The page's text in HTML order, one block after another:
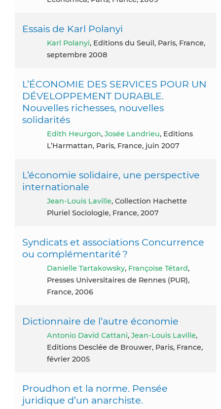
Essais de Karl Polanyi
Karl Polanyi, Editions du Seuil, Paris, France,
septembre 2008
L’ÉCONOMIE DES SERVICES POUR UN
DÉVELOPPEMENT DURABLE.
Nouvelles richesses, nouvelles
solidarités
Edith Heurgon, Josée Landrieu, Editions
L’Harmattan, Paris, France, juin 2007
L’économie solidaire, une perspective
internationale
Jean-Louis Laville, Collection Hachette
Pluriel Sociologie, France, 2007
Syndicats et associations Concurrence
ou complémentarité ?
Danielle Tartakowsky, Françoise Tétard,
Presses Universitaires de Rennes (PUR),
France, 2006
Dictionnaire de l’autre économie
Antonio David Cattani, Jean-Louis Laville,
Editions Desclée de Brouwer, Paris, France,
février 2005
Proudhon et la norme. Pensée
juridique d’un anarchiste.